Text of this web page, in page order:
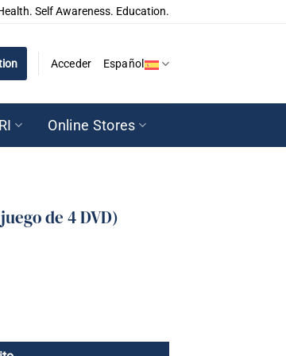
Self Awareness. Education.
Acceder Español
Online Stores
de 4 DVD)